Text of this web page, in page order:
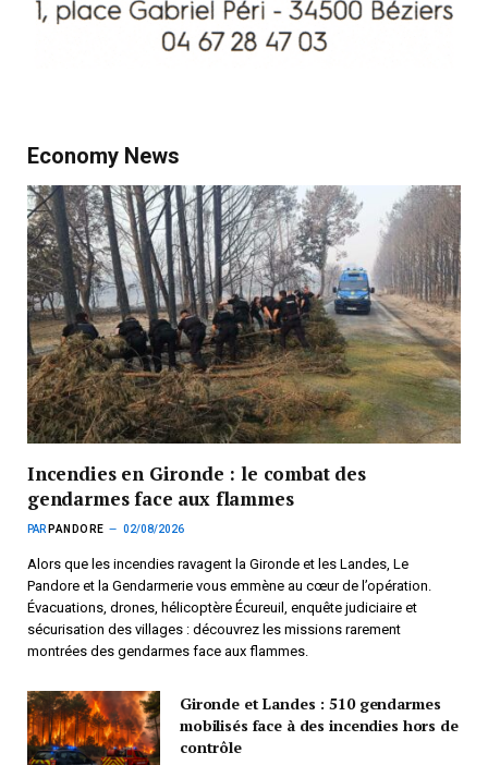
Economy News
Incendies en Gironde : le combat des
gendarmes face aux flammes
PAR PANDORE 02/08/2026
Alors que les incendies ravagent la Gironde et les Landes, Le
Pandore et la Gendarmerie vous emmène au cœur de l’opération.
Évacuations, drones, hélicoptère Écureuil, enquête judiciaire et
sécurisation des villages : découvrez les missions rarement
montrées des gendarmes face aux flammes.
Gironde et Landes : 510 gendarmes
mobilisés face à des incendies hors de
contrôle